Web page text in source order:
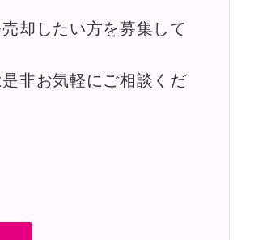
却したい方を募集して
非お気軽にご相談くだ